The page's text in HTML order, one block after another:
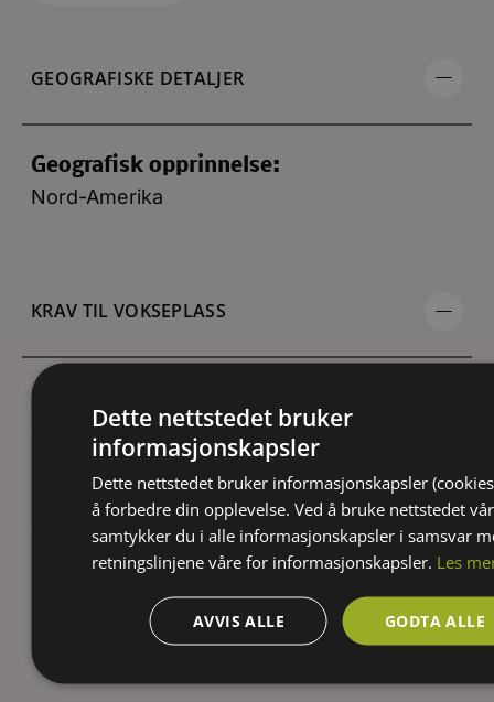
GEOGRAFISKE DETALJER
Geografisk opprinnelse:
Nord-Amerika
KRAV TIL VOKSEPLASS
Jordtype:
Aldri helt tørt
Jevnt fuktig
Mineraljord med middels drenering
Moldrik jord med god drenering
Periodevis fuktig/tørt
Lysforhold:
Sol
Dette nettstedet bruker
informasjonskapsler
Dette nettstedet bruker informasjonskapsler
å forbedre din opplevelse. Ved å bruke nettstedet
samtykker du i alle informasjonskapsler i samsvar
retningslinjene våre for informasjonskapsler. Les
GODTA ALLE
AVVIS ALLE